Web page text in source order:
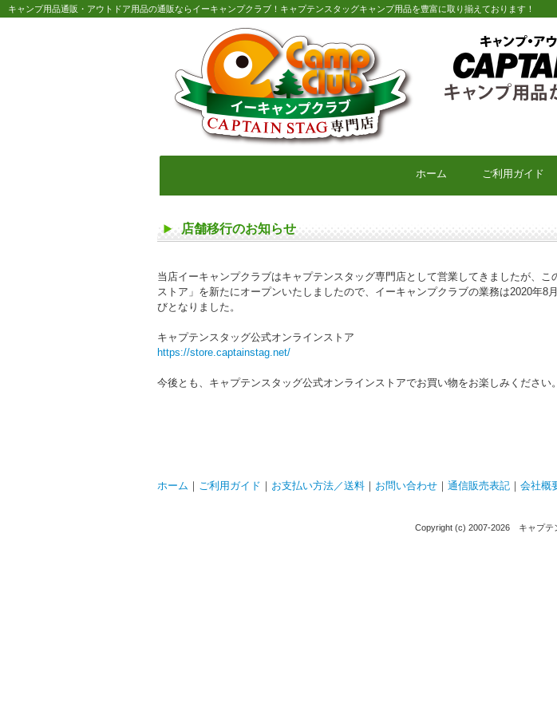
キャンプ用品通販・アウトドア用品の通販ならイーキャンプクラブ！キャプテンスタッグキャンプ用品を豊富に取り揃えております！
キャプテンスタッグキャンプ
ホーム ご利用ガイド
店舗移行のお知らせ
当店イーキャンプクラブはキャプテンスタッグ専門店として営業してきましたが、
ストア」を新たにオープンいたしましたので、イーキャンプクラブの業務は2020年
びとなりました。
キャプテンスタッグ公式オンラインストア
https://store.captainstag.net/
今後とも、キャプテンスタッグ公式オンラインストアでお買い物をお楽しみください。
ホーム ｜ ご利用ガイド ｜ お支払い方法／送料 ｜ お問い合わせ ｜ 通信販売表記 ｜ 会社概
Copyright (c) 2007-2026 キャプテ